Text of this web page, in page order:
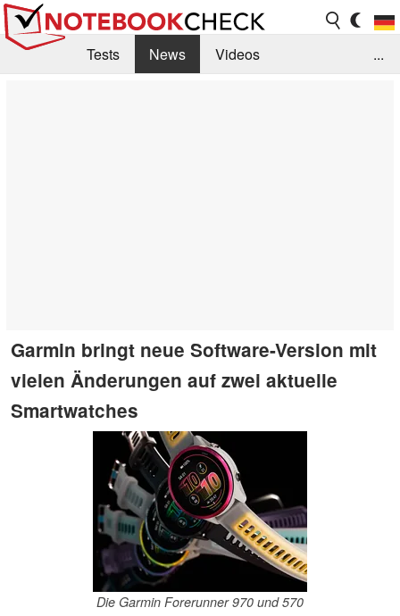
Tests News
Videos
...
Garmin bringt neue Software-Version mit
vielen Änderungen auf zwei aktuelle
Smartwatches
Die Garmin Forerunner 970 und 570